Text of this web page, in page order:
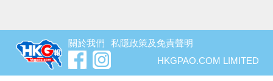
關於我們
私隱政策及免責聲明
HKGPAO.COM LIMITED